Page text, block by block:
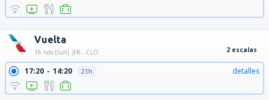
Vuelta
16 nov (lun) JFK - CLO 2 escalas
17:20 14:20 21h detalles